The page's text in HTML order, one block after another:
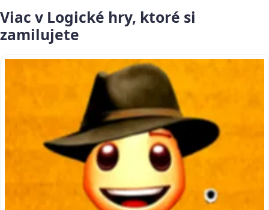
Viac v Logické hry, ktoré si
zamilujete